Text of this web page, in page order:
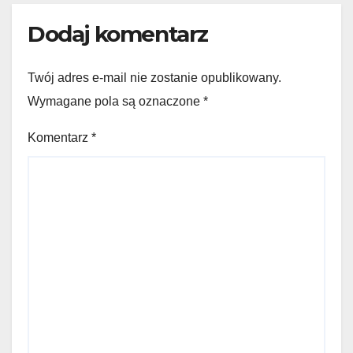
Dodaj komentarz
Twój adres e-mail nie zostanie opublikowany.
Wymagane pola są oznaczone *
Komentarz *